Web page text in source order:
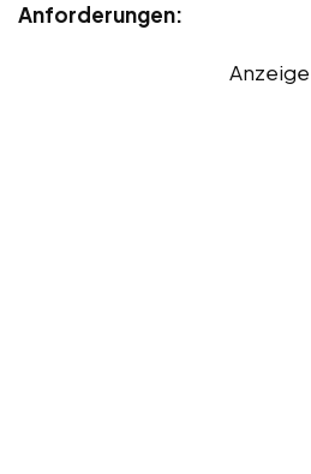
Anforderungen:
Anzeige